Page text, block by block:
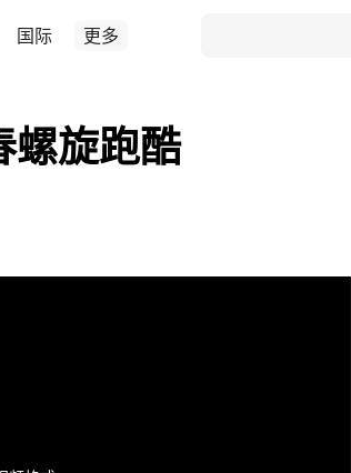
国际 更多
螺旋跑酷